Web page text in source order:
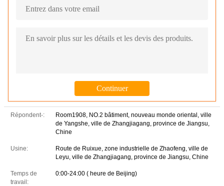
Répondent-:
Room1908, NO.2 bâtiment, nouveau monde oriental, ville
de Yangshe, ville de Zhangjiagang, province de Jiangsu,
Chine
Usine:
Route de Ruixue, zone industrielle de Zhaofeng, ville de
Leyu, ville de Zhangjiagang, province de Jiangsu, Chine
Temps de
travail:
0:00-24:00 ( heure de Beijing)